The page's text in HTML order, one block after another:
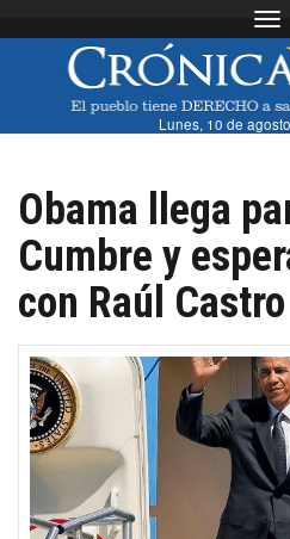
Lunes, 10 de
Obama llega
Cumbre y
con Raúl Castro